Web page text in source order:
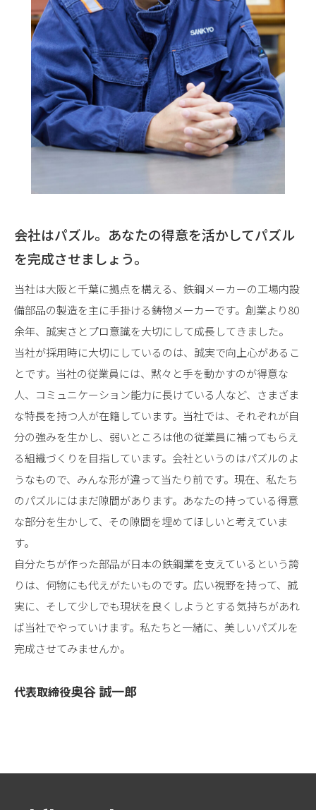
会社はパズル。 あなたの得意を活かしてパズル
を完成させましょう。
当社は大阪と千葉に拠点を構える、鉄鋼メーカーの工場内設
備部品の製造を主に手掛ける鋳物メーカーです。創業より80
余年、誠実さとプロ意識を大切にして成長してきました。
当社が採用時に大切にしているのは、誠実で向上心があるこ
とです。当社の従業員には、黙々と手を動かすのが得意な
人、コミュニケーション能力に長けている人など、さまざま
な特長を持つ人が在籍しています。当社では、それぞれが自
分の強みを生かし、弱いところは他の従業員に補ってもらえ
る組織づくりを目指しています。会社というのはパズルのよ
うなもので、みんな形が違って当たり前です。現在、私たち
のパズルにはまだ隙間があります。あなたの持っている得意
な部分を生かして、その隙間を埋めてほしいと考えていま
す。
自分たちが作った部品が日本の鉄鋼業を支えているという誇
りは、何物にも代えがたいものです。広い視野を持って、誠
実に、そして少しでも現状を良くしようとする気持ちがあれ
ば当社でやっていけます。私たちと一緒に、美しいパズルを
完成させてみませんか。
代表取締役奥谷 誠一郎